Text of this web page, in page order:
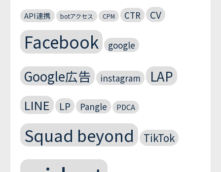
API連携 botアクセス CPM CTR CV
Facebook google
Google広告 instagram LAP
LINE LP Pangle PDCA
Squad beyond TikTok